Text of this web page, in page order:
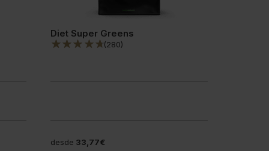
Diet Super Greens
(280)
desde 33,77€